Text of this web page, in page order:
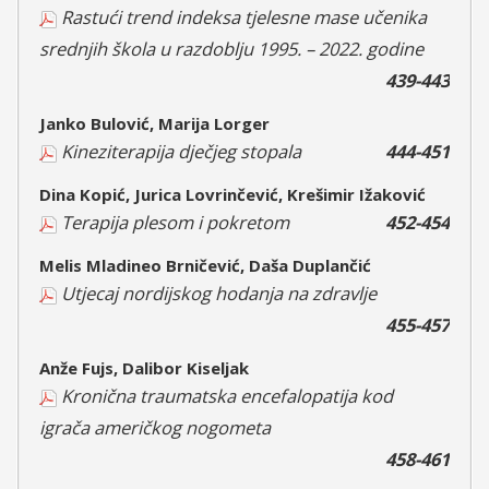
Rastući trend indeksa tjelesne mase učenika
srednjih škola u razdoblju 1995. – 2022. godine
439-443
Janko Bulović, Marija Lorger
Kineziterapija dječjeg stopala 444-451
Dina Kopić, Jurica Lovrinčević, Krešimir Ižaković
Terapija plesom i pokretom 452-454
Melis Mladineo Brničević, Daša Duplančić
Utjecaj nordijskog hodanja na zdravlje
455-457
Anže Fujs, Dalibor Kiseljak
Kronična traumatska encefalopatija kod
igrača američkog nogometa
458-461